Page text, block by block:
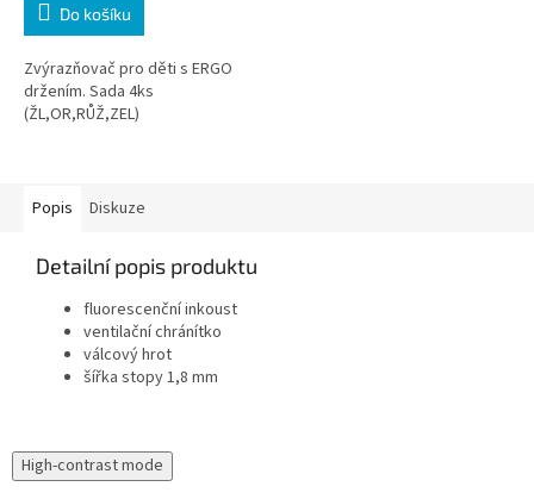
Do košíku
Zvýrazňovač pro děti s ERGO
držením. Sada 4ks
(ŽL,OR,RŮŽ,ZEL)
Popis Diskuze
Detailní popis produktu
fluorescenční inkoust
ventilační chránítko
válcový hrot
šířka stopy 1,8 mm
High-contrast mode